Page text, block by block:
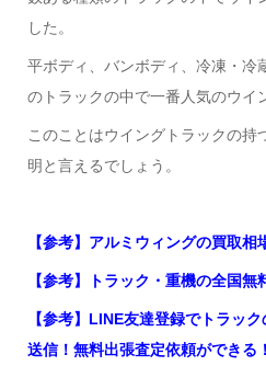
した。
平ボディ、バンボディ、冷凍・冷
のトラックの中で一番人気のウイ
このことはウイングトラックの持
明と言えるでしょう。
【参考】アルミウィングの買取
【参考】トラック・重機の全国
【参考】LINE友達登録でトラッ
送信！無料出張査定依頼ができる！